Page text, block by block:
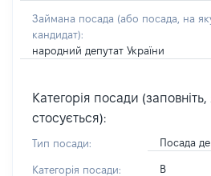
Займана посада (або посада, на
кандидат):
народний депутат України
Категорія посади
стосується):
Тип посади: Посада
Категорія посади: В